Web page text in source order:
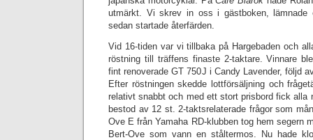
utmärkt. Vi skrev in oss i gästboken, lämnade
sedan startade återfärden.
Vid 16-tiden var vi tillbaka på Hargebaden och
röstning till träffens finaste 2-taktare. Vinnare
fint renoverade GT 750J i Candy Lavender, följd
Efter röstningen skedde lottförsäljning och
relativt snabbt och med ett stort prisbord fick alla
bestod av 12 st. 2-taktsrelaterade frågor som
Ove E från Yamaha RD-klubben tog hem segern
Bert-Ove som vann en ståltermos. Nu hade